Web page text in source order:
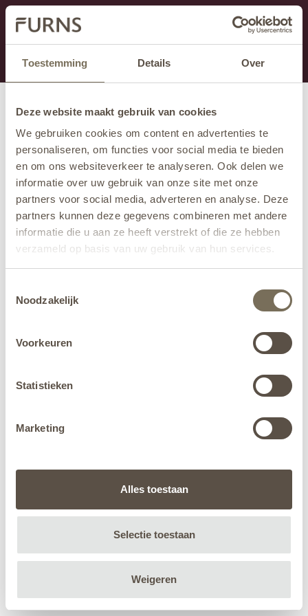
Toestemming Details Over
Deze website maakt gebruik van cookies
We gebruiken cookies om content en advertenties te
personaliseren, om functies voor social media te bieden
en om ons websiteverkeer te analyseren. Ook delen we
informatie over uw gebruik van onze site met onze
partners voor social media, adverteren en analyse. Deze
partners kunnen deze gegevens combineren met andere
informatie die u aan ze heeft verstrekt of die ze hebben
verzameld op basis van uw gebruik van hun services.
jehier.
Noodzakelijk
Voorkeuren
Statistieken
Marketing
Alles toestaan
Selectie toestaan
Weigeren
Dit onderdeel is momenteel in onderhoud.
Als je informatie mist kun je ons bellen +31 413 274
168 of mailen
info@furns.com